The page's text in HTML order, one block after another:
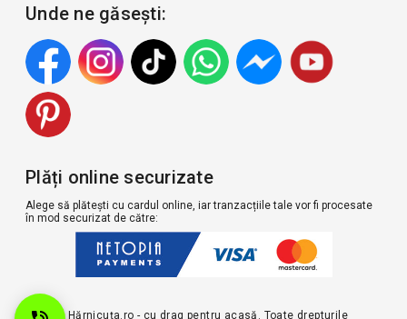
Unde ne găsești:
Plăți online securizate
Alege să plătești cu cardul online, iar tranzacțiile tale vor fi procesate
în mod securizat de către:
© 2026 Hărnicuța.ro - cu drag pentru acasă. Toate drepturile